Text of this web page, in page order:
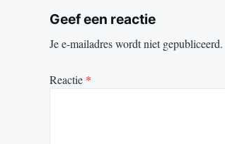
Geef een reactie
Je e-mailadres wordt niet gepubliceerd.
Reactie *